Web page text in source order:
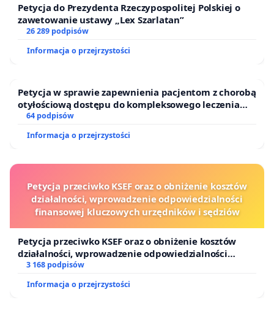
Petycja do Prezydenta Rzeczypospolitej Polskiej o
zawetowanie ustawy „Lex Szarlatan”
26 289 podpisów
Informacja o przejrzystości
Petycja w sprawie zapewnienia pacjentom z chorobą
otyłościową dostępu do kompleksowego leczenia
oraz programów profilaktycznych.
64 podpisów
Informacja o przejrzystości
Petycja przeciwko KSEF oraz o obniżenie kosztów
działalności, wprowadzenie odpowiedzialności
finansowej kluczowych urzędników i sędziów
Petycja przeciwko KSEF oraz o obniżenie kosztów
działalności, wprowadzenie odpowiedzialności
finansowej kluczowych urzędników i sędziów
3 168 podpisów
Informacja o przejrzystości